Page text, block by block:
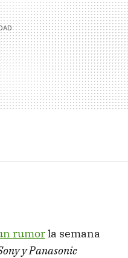
rumorla semana
y Panasonic